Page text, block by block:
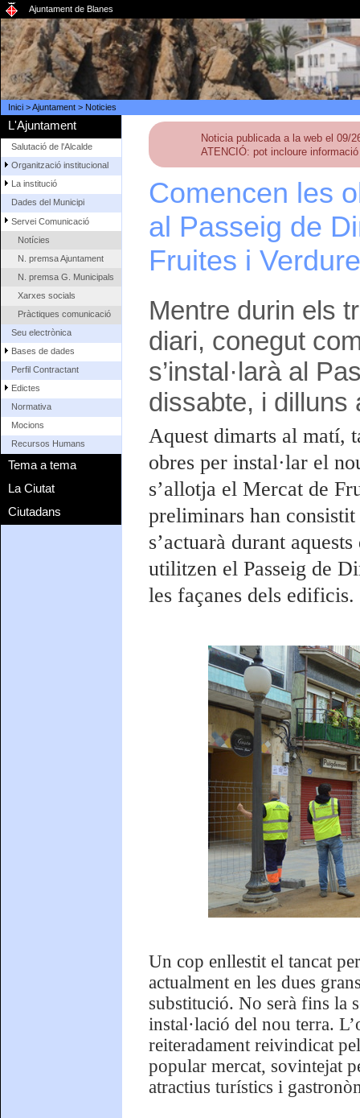
Ajuntament de Blanes
Inici>Ajuntament> Noticies
L'Ajuntament
Salutació de l'Alcalde
Organització institucional
La institució
Dades del Municipi
Servei Comunicació
Notícies
N. premsa Ajuntament
N. premsa G. Municipals
Xarxes socials
Pràctiques comunicació
Seu electrònica
Bases de dades
Perfil Contractant
Edictes
Normativa
Mocions
Recursos Humans
Tema a tema
La Ciutat
Ciutadans
Noticia publicada a la web el 09/
ATENCIÓ: pot incloure
Comencen les
al Passeig de
Fruites i
Mentre durin els
diari, conegut
s’instal·larà al
dissabte, i dilluns
Aquest dimarts al matí,
obres per instal·lar el
s’allotja el Mercat de
preliminars han
s’actuarà durant
utilitzen el Passeig de
les façanes dels edificis.
Un cop enllestit el tancat
actualment en les dues
substitució. No serà fins la
instal·lació del nou terra.
reiteradament reivindicat
popular mercat, sovintejat
atractius turístics i